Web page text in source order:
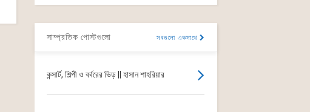
সাম্প্রতিক পোস্টগুলো সবগুলো একসাথে
কন্সার্ট, শিল্পী ও বর্বরের ভিড় || হাসান শাহরিয়ার